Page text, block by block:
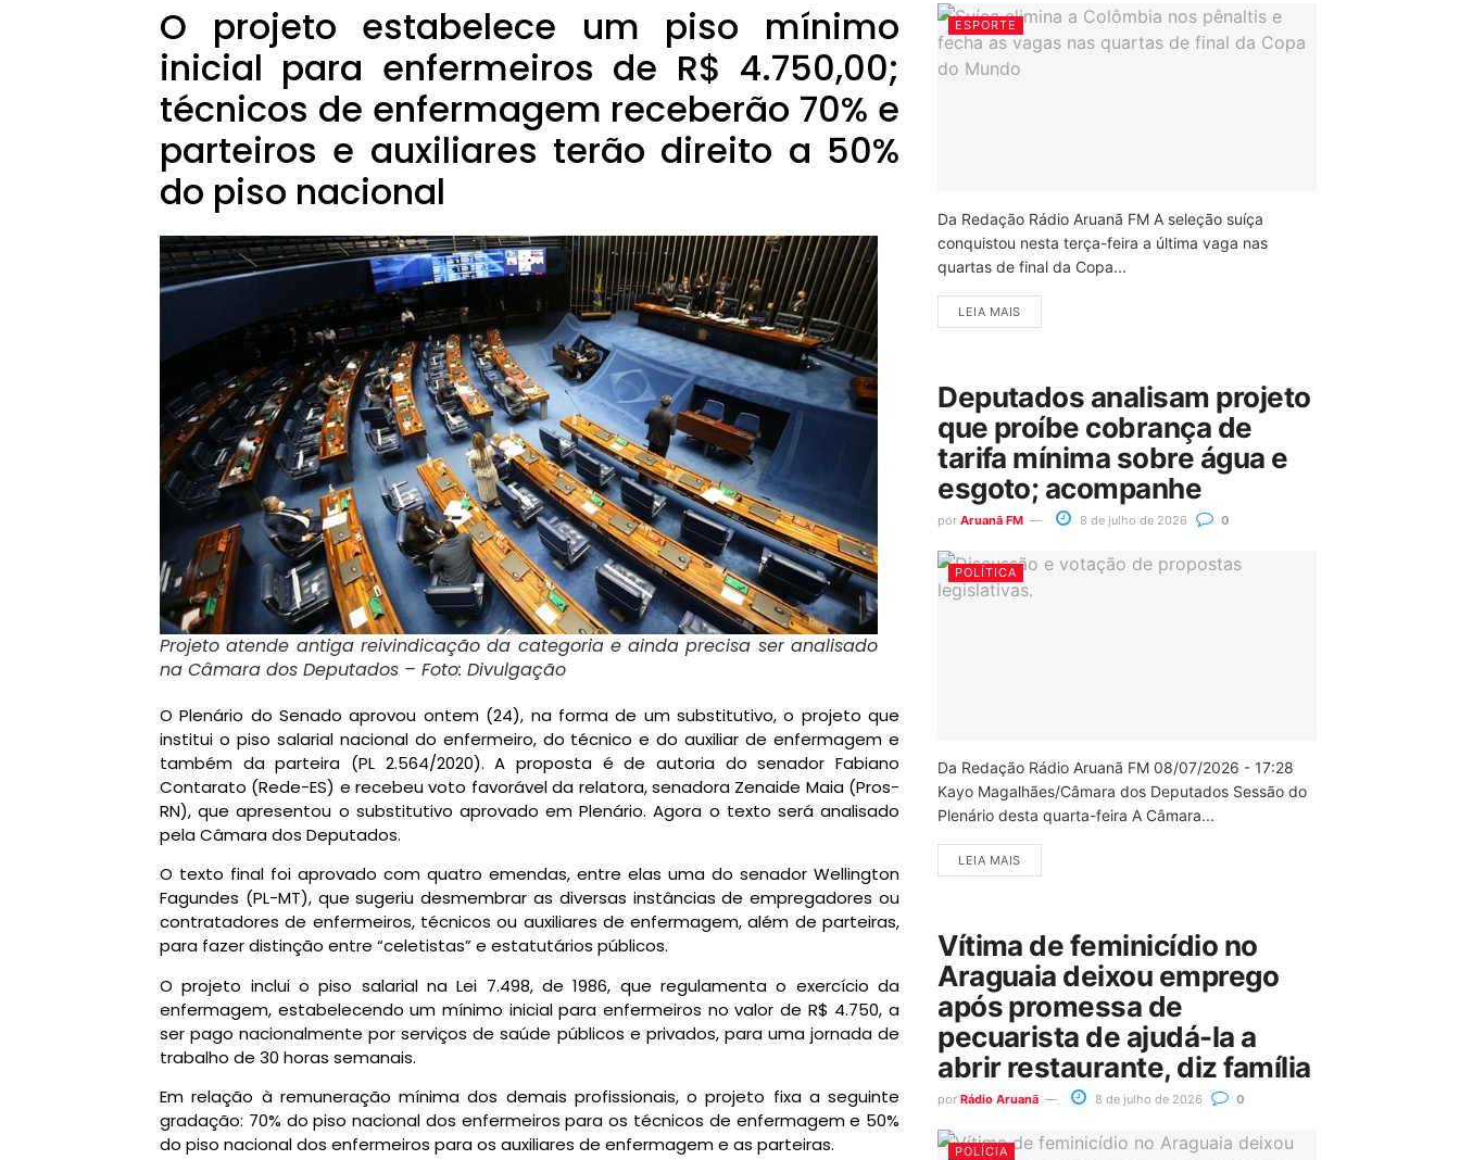
O projeto estabelece um piso mínimo
inicial para enfermeiros de R$ 4.750,00;
técnicos de enfermagem receberão 70% e
parteiros e auxiliares terão direito a 50%
do piso nacional
Projeto atende antiga reivindicação da categoria e ainda precisa ser analisado
na Câmara dos Deputados – Foto: Divulgação
O Plenário do Senado aprovou ontem (24), na forma de um substitutivo, o projeto que
institui o piso salarial nacional do enfermeiro, do técnico e do auxiliar de enfermagem e
também da parteira (PL 2.564/2020). A proposta é de autoria do senador Fabiano
Contarato (Rede-ES) e recebeu voto favorável da relatora, senadora Zenaide Maia (Pros-
RN), que apresentou o substitutivo aprovado em Plenário. Agora o texto será analisado
pela Câmara dos Deputados.
O texto final foi aprovado com quatro emendas, entre elas uma do senador Wellington
Fagundes (PL-MT), que sugeriu desmembrar as diversas instâncias de empregadores ou
contratadores de enfermeiros, técnicos ou auxiliares de enfermagem, além de parteiras,
para fazer distinção entre “celetistas” e estatutários públicos.
O projeto inclui o piso salarial na Lei 7.498, de 1986, que regulamenta o exercício da
enfermagem, estabelecendo um mínimo inicial para enfermeiros no valor de R$ 4.750, a
ser pago nacionalmente por serviços de saúde públicos e privados, para uma jornada de
trabalho de 30 horas semanais.
Em relação à remuneração mínima dos demais profissionais, o projeto fixa a seguinte
gradação: 70% do piso nacional dos enfermeiros para os técnicos de enfermagem e 50%
do piso nacional dos enfermeiros para os auxiliares de enfermagem e as parteiras.
ESPORTE
Da Redação Rádio Aruanã FM A seleção suíça
conquistou nesta terça-feira a última vaga nas
quartas de final da Copa...
LEIA MAIS
Deputados analisam projeto
que proíbe cobrança de
tarifa mínima sobre água e
esgoto; acompanhe
por Aruanã FM 8 de julho de 2026 0
POLÍTICA
Da Redação Rádio Aruanã FM 08/07/2026 - 17:28
Kayo Magalhães/Câmara dos Deputados Sessão do
Plenário desta quarta-feira A Câmara...
LEIA MAIS
Vítima de feminicídio no
Araguaia deixou emprego
após promessa de
pecuarista de ajudá-la a
abrir restaurante, diz família
por Rádio Aruanã 8 de julho de 2026 0
POLÍCIA